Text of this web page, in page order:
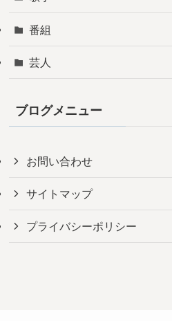
番組
芸人
ブログメニュー
お問い合わせ
サイトマップ
プライバシーポリシー